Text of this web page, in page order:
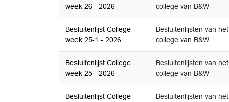
week 26 - 2026
college van B&W
Besluitenlijst College
week 25-1 - 2026
Besluitenlijsten van het
college van B&W
Besluitenlijst College
week 25 - 2026
Besluitenlijsten van het
college van B&W
Besluitenlijst College
Besluitenlijsten van het